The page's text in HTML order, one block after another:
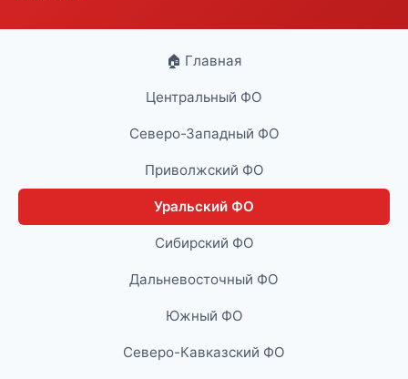
🏠 Главная
Центральный ФО
Северо-Западный ФО
Приволжский ФО
Уральский ФО
Сибирский ФО
Дальневосточный ФО
Южный ФО
Северо-Кавказский ФО